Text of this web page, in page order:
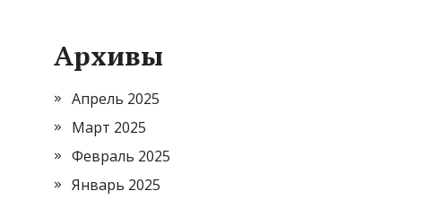
Архивы
Апрель 2025
Март 2025
Февраль 2025
Январь 2025